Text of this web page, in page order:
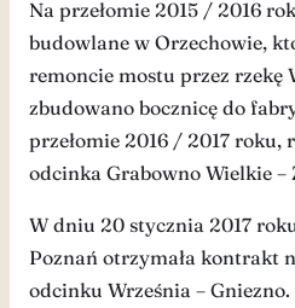
Na przełomie 2015 / 2016
budowlane w Orzechowie,
remoncie mostu przez rzekę
zbudowano bocznicę do
przełomie 2016 / 2017 roku,
odcinka Grabowno Wielkie –
W dniu 20 stycznia 2017
Poznań otrzymała kontrakt
odcinku Września – Gniezno.